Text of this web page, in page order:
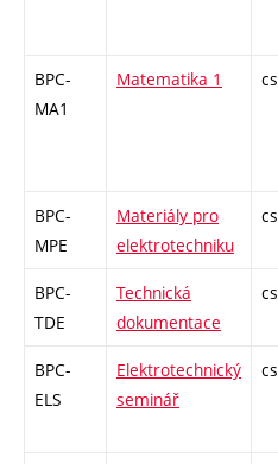
BPC-
MA1
Matematika 1 cs
BPC-
MPE
Materiály pro
elektrotechniku
cs
BPC-
TDE
Technická
dokumentace
cs
BPC-
ELS
Elektrotechnický
seminář
cs